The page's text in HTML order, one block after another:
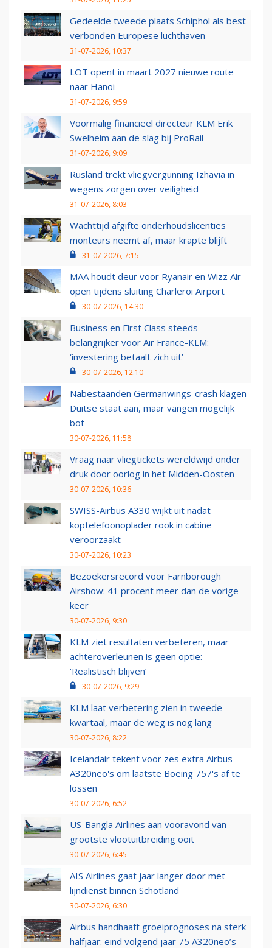
Gedeelde tweede plaats Schiphol als best
verbonden Europese luchthaven
31-07-2026, 10:37
LOT opent in maart 2027 nieuwe route
naar Hanoi
31-07-2026, 9:59
Voormalig financieel directeur KLM Erik
Swelheim aan de slag bij ProRail
31-07-2026, 9:09
Rusland trekt vliegvergunning Izhavia in
wegens zorgen over veiligheid
31-07-2026, 8:03
Wachttijd afgifte onderhoudslicenties
monteurs neemt af, maar krapte blijft
31-07-2026, 7:15
MAA houdt deur voor Ryanair en Wizz Air
open tijdens sluiting Charleroi Airport
30-07-2026, 14:30
Business en First Class steeds
belangrijker voor Air France-KLM:
‘investering betaalt zich uit’
30-07-2026, 12:10
Nabestaanden Germanwings-crash klagen
Duitse staat aan, maar vangen mogelijk
bot
30-07-2026, 11:58
Vraag naar vliegtickets wereldwijd onder
druk door oorlog in het Midden-Oosten
30-07-2026, 10:36
SWISS-Airbus A330 wijkt uit nadat
koptelefoonoplader rook in cabine
veroorzaakt
30-07-2026, 10:23
Bezoekersrecord voor Farnborough
Airshow: 41 procent meer dan de vorige
keer
30-07-2026, 9:30
KLM ziet resultaten verbeteren, maar
achteroverleunen is geen optie:
‘Realistisch blijven’
30-07-2026, 9:29
KLM laat verbetering zien in tweede
kwartaal, maar de weg is nog lang
30-07-2026, 8:22
Icelandair tekent voor zes extra Airbus
A320neo's om laatste Boeing 757's af te
lossen
30-07-2026, 6:52
US-Bangla Airlines aan vooravond van
grootste vlootuitbreiding ooit
30-07-2026, 6:45
AIS Airlines gaat jaar langer door met
lijndienst binnen Schotland
30-07-2026, 6:30
Airbus handhaaft groeiprognoses na sterk
halfjaar: eind volgend jaar 75 A320neo’s